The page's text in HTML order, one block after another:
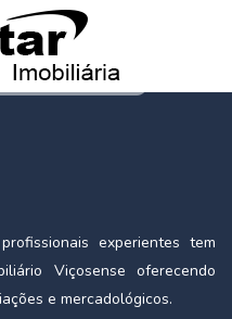
experientes tem
Viçosense oferecendo
e mercadológicos.